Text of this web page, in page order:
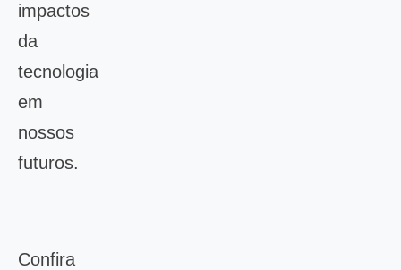
impactos
da
tecnologia
em
nossos
futuros.
Confira